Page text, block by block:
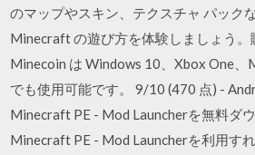
のマップやスキン、テクスチャ パック
Minecraft の遊び方を体験しましょう
Minecoin は Windows 10、Xbox One、
でも使用可能です。 9/10 (470 点) -
Minecraft PE - Mod Launcherを無料ダ
Minecraft PE - Mod Launcherを利用す